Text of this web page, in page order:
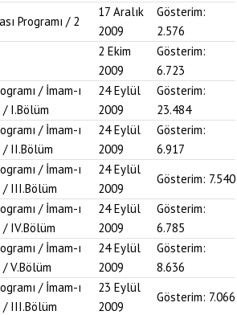
Programı / 2
17 Aralık
2009
Gösterim:
2.576
2 Ekim
2009
Gösterim:
6.723
/ İmam-ı
/ I.Bölüm
24 Eylül
2009
Gösterim:
23.484
/ İmam-ı
/ II.Bölüm
24 Eylül
2009
Gösterim:
6.917
/ İmam-ı
/ III.Bölüm
24 Eylül
2009
Gösterim: 7.540
/ İmam-ı
IV.Bölüm
24 Eylül
2009
Gösterim:
6.785
/ İmam-ı
V.Bölüm
24 Eylül
2009
Gösterim:
8.636
/ İmam-ı
/ III.Bölüm
23 Eylül
2009
Gösterim: 7.066